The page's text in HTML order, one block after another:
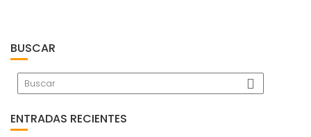
BUSCAR
ENTRADAS RECIENTES